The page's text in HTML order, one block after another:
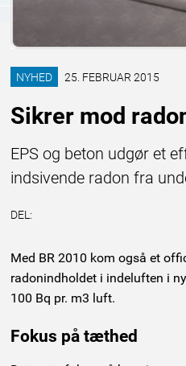
Sikrer mod
NYHED 25. FEBRUAR 2015
EPS og beton udgør et
indsivende radon fra
DEL:
Med BR 2010 kom også et
radonindholdet i indeluften i
100 Bq pr. m3 luft.
Fokus på tæthed